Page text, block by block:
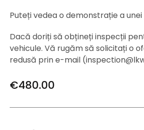
Puteți vedea o demonstrație a
Dacă doriți să obțineți inspecții
vehicule. Vă rugăm să solicitați o
redusă prin e-mail
€480.00